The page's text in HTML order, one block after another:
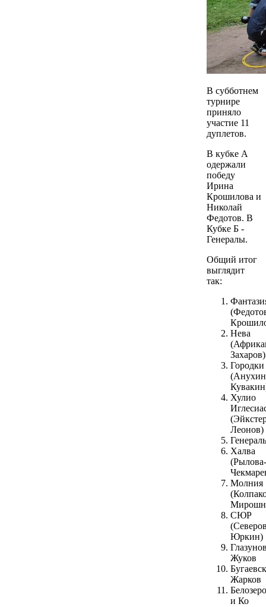
В субботнем
турнире
приняло
участие 11
дуплетов.
В кубке А
одержали
победу
Ирина
Крошилова и
Николай
Федотов. В
Кубке Б -
Генералы.
Общий итог
выглядит
так:
Нева
Захаров)
Городки
Хулио
Леонов)
Халва
(Рылова-
Молния
СЮР
Юркин)
Жуков
Жарков
и Ко